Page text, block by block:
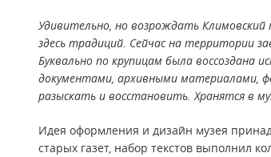
Удивительно, но возрождать Климовский
здесь традиций. Сейчас на территории
Буквально по крупицам была воссоздана
документами, архивными материалами,
разыскать и восстановить. Хранятся в
Идея оформления и дизайн музея
старых газет, набор текстов выполнил